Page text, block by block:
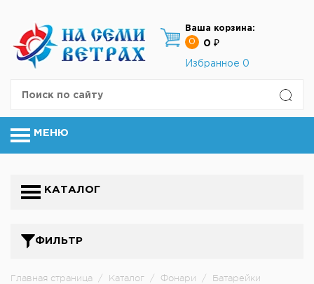
Ваша корзина:
0
0 ₽
Избранное 0
МЕНЮ
КАТАЛОГ
ФИЛЬТР
Главная страница / Каталог / Фонари / Батарейки